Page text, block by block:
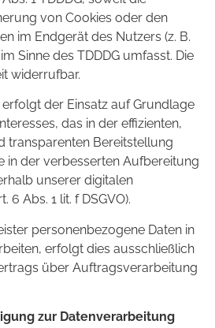
von Cookies oder den
im Endgerät des Nutzers (z. B.
Sinne des TDDDG umfasst. Die
widerrufbar.
erfolgt der Einsatz auf Grundlage
das in der effizienten,
transparenten Bereitstellung
in der verbesserten Aufbereitung
unserer digitalen
6 Abs. 1 lit. f DSGVO).
personenbezogene Daten in
erfolgt dies ausschließlich
über Auftragsverarbeitung
zur Datenverarbeitung